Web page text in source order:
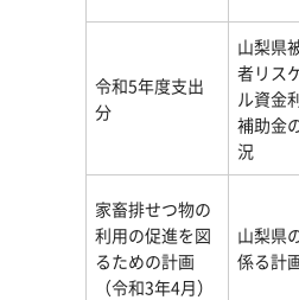
令和5年度支出
分
山梨県
者リス
ル資金
補助金
況
家畜排せつ物の
利用の促進を図
るための計画
（令和3年4月）
山梨県
係る計